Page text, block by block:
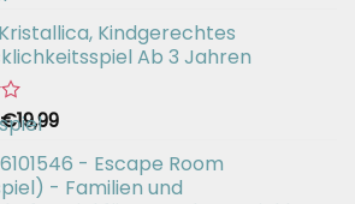
Kindgerechtes
Ab 3 Jahren
Ursprünglicher
Preis
€19,99Aktueller
ist:
€19,99.
- Escape Room
- Familien und